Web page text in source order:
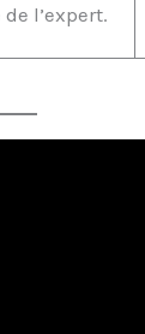
l’expert.